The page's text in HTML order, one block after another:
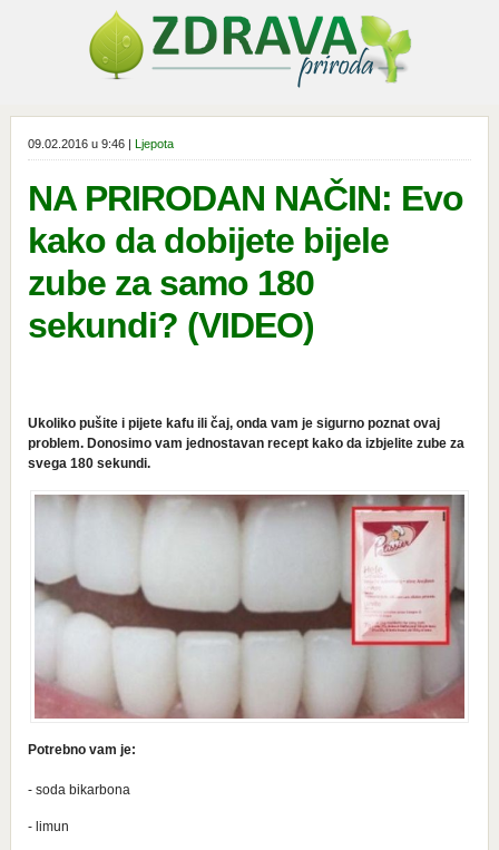
09.02.2016 u 9:46 | Ljepota
NA PRIRODAN NAČIN: Evo
kako da dobijete bijele
zube za samo 180
sekundi? (VIDEO)
Ukoliko pušite i pijete kafu ili čaj, onda vam je sigurno poznat ovaj
problem. Donosimo vam jednostavan recept kako da izbjelite zube za
svega 180 sekundi.
Potrebno vam je:
- soda bikarbona
- limun